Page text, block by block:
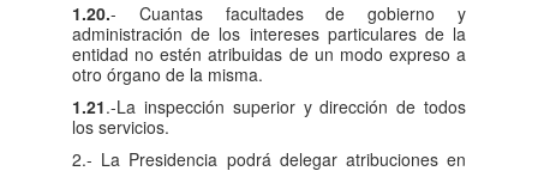
1.20.- Cuantas facultades de gobierno y
administración de los intereses particulares de la
entidad no estén atribuidas de un modo expreso a
otro órgano de la misma.
1.21.-La inspección superior y dirección de todos
los servicios.
2.- La Presidencia podrá delegar atribuciones en